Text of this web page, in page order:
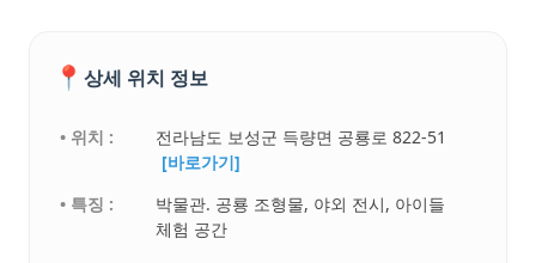
📍 상세 위치 정보
• 위치 :
전라남도 보성군 득량면 공룡로 822-51
[바로가기]
• 특징 :
박물관. 공룡 조형물, 야외 전시, 아이들
체험 공간